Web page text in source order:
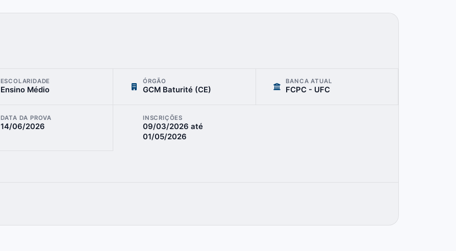
ESCOLARIDADE
Ensino Médio
ÓRGÃO
GCM Baturité (CE)
BANCA ATUAL
FCPC - UFC
DATA DA PROVA
14/06/2026
INSCRIÇÕES
09/03/2026 até
01/05/2026